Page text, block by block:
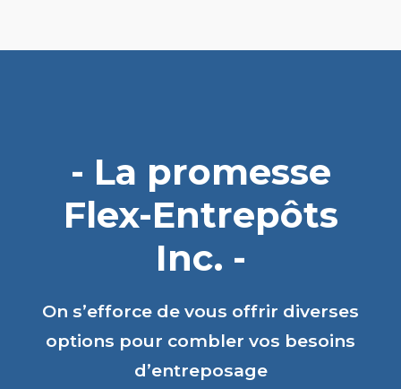
- La promesse
Flex-Entrepôts
Inc. -
On s’efforce de vous offrir diverses
options pour combler vos besoins
d’entreposage